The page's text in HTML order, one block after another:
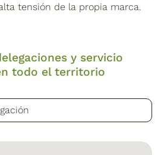
tensión de la propia marca.
y servicio
todo el territorio